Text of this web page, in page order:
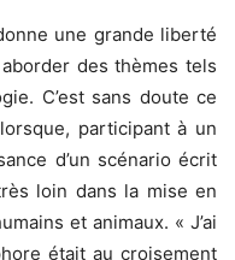
une grande liberté
des thèmes tels
C’est sans doute ce
lorsque, participant à un
d’un scénario écrit
loin dans la mise en
et animaux. « J’ai
était au croisement